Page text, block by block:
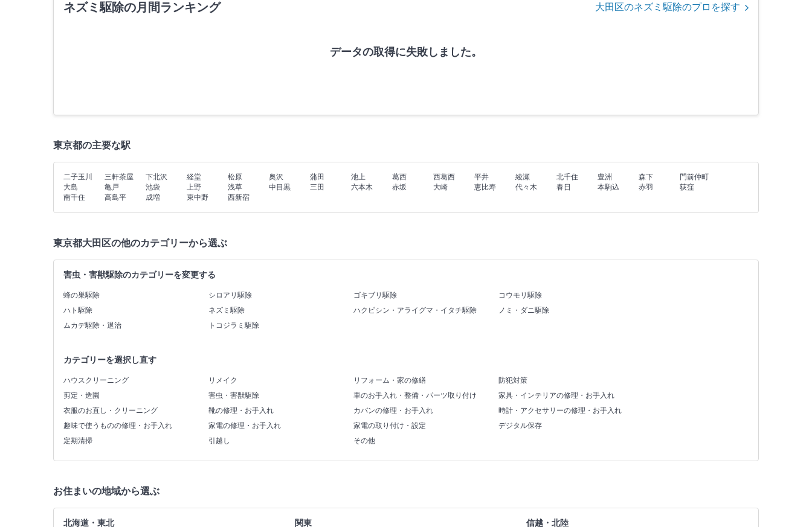
ネズミ駆除の月間ランキング 大田区のネズミ駆除のプロを探す
データの取得に失敗しました。
東京都の主要な駅
二子玉川 三軒茶屋 下北沢 経堂 松原 奥沢 蒲田 池上 葛西 西葛西 平井 綾瀬 北千住 豊洲 森下
門前仲町
大島
亀戸 池袋 上野 浅草 中目黒 三田 六本木 赤坂 大崎 恵比寿 代々木 春日 本駒込 赤羽
荻窪
南千住
高島平 成増 東中野 西新宿
東京都大田区の他のカテゴリーから選ぶ
害虫・害獣駆除のカテゴリーを変更する
蜂の巣駆除 シロアリ駆除 ゴキブリ駆除
コウモリ駆除
ハト駆除
ネズミ駆除 ハクビシン・アライグマ・イタチ駆除
ノミ・ダニ駆除
ムカデ駆除・退治
トコジラミ駆除
カテゴリーを選択し直す
ハウスクリーニング リメイク リフォーム・家の修繕
防犯対策
剪定・造園
害虫・害獣駆除 車のお手入れ・整備・パーツ取り付け
家具・インテリアの修理・お手入れ
衣服のお直し・クリーニング
靴の修理・お手入れ カバンの修理・お手入れ
時計・アクセサリーの修理・お手入れ
趣味で使うものの修理・お手入れ
家電の修理・お手入れ 家電の取り付け・設定
デジタル保存
定期清掃
引越し その他
お住まいの地域から選ぶ
北海道・東北 関東 信越・北陸